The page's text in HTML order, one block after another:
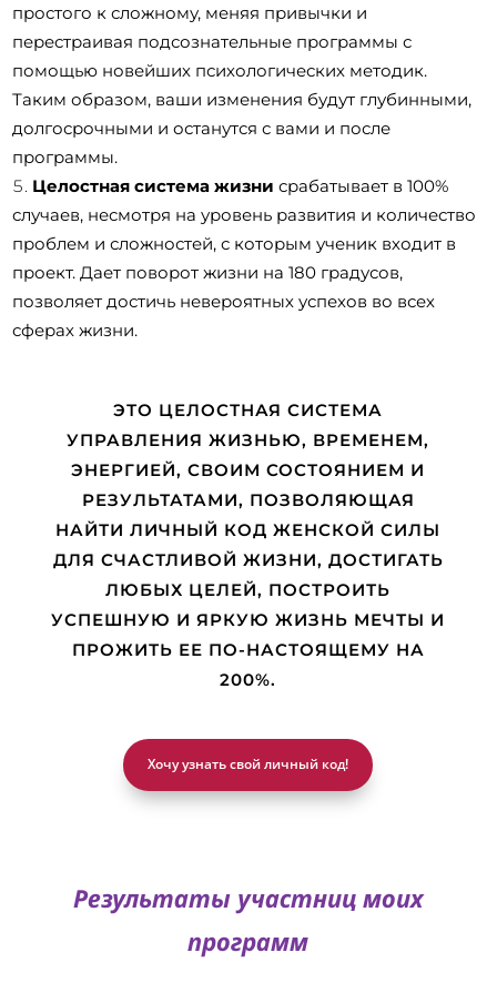
простого к сложному, меняя привычки и
перестраивая подсознательные программы с
помощью новейших психологических методик.
Таким образом, ваши изменения будут глубинными,
долгосрочными и останутся с вами и после
программы.
Целостная система жизни срабатывает в 100%
случаев, несмотря на уровень развития и количество
проблем и сложностей, с которым ученик входит в
проект. Дает поворот жизни на 180 градусов,
позволяет достичь невероятных успехов во всех
сферах жизни.
ЭТО ЦЕЛОСТНАЯ СИСТЕМА
УПРАВЛЕНИЯ ЖИЗНЬЮ, ВРЕМЕНЕМ,
ЭНЕРГИЕЙ, СВОИМ СОСТОЯНИЕМ И
РЕЗУЛЬТАТАМИ, ПОЗВОЛЯЮЩАЯ
НАЙТИ ЛИЧНЫЙ КОД ЖЕНСКОЙ СИЛЫ
ДЛЯ СЧАСТЛИВОЙ ЖИЗНИ, ДОСТИГАТЬ
ЛЮБЫХ ЦЕЛЕЙ, ПОСТРОИТЬ
УСПЕШНУЮ И ЯРКУЮ ЖИЗНЬ МЕЧТЫ И
ПРОЖИТЬ ЕЕ ПО-НАСТОЯЩЕМУ НА
200%.
Хочу узнать свой личный код!
Результаты участниц моих
программ